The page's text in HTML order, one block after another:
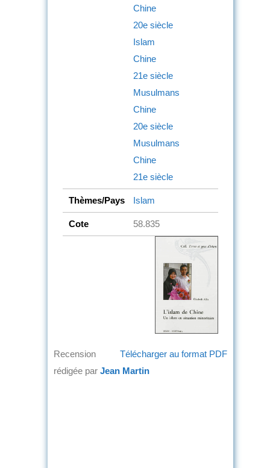
Chine
20e siècle
Islam
Chine
21e siècle
Musulmans
Chine
20e siècle
Musulmans
Chine
21e siècle
Thèmes/Pays Islam
Cote 58.835
Télécharger au format PDF
Recension
rédigée par Jean Martin